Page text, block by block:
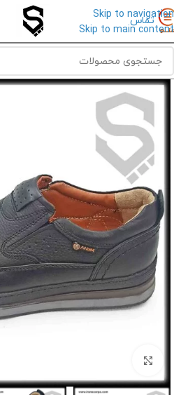
Skip to navigation
Skip to main content
تماس